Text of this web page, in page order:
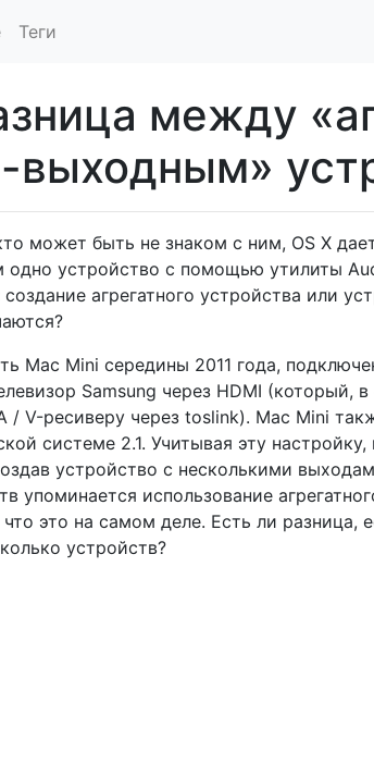
Теги
между
выходным»
может быть не знаком с ним, OS X
одно устройство с помощью утилиты
создание агрегатного устройства или
Mac Mini середины 2011 года,
Samsung через HDMI (который,
/ V-ресиверу через toslink). Mac Mini
системе 2.1. Учитывая эту
устройство с несколькими
упоминается использование
это на самом деле. Есть ли разница,
устройств?